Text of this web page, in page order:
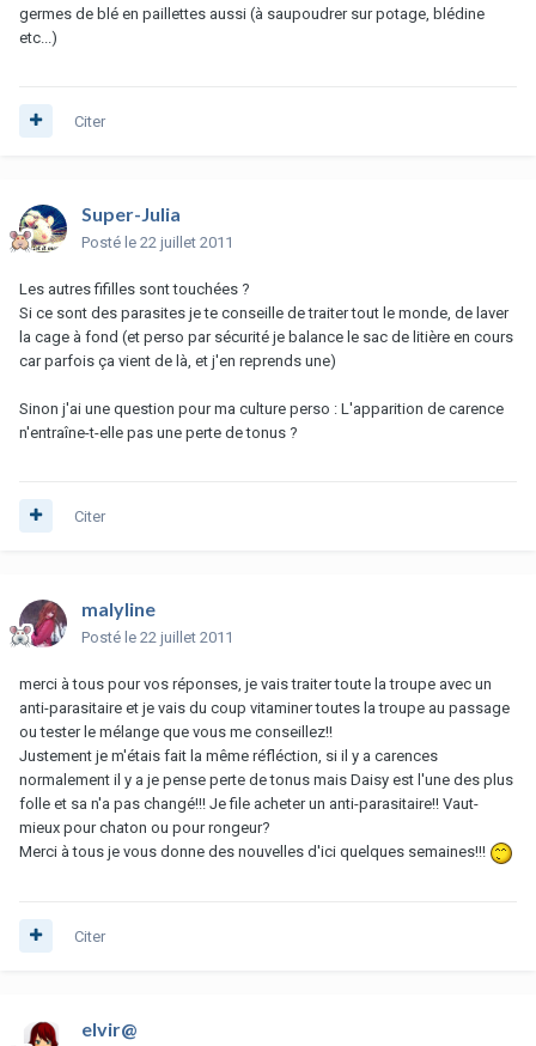
germes de blé en paillettes aussi (à saupoudrer sur potage, blédine
etc...)
Citer
Super-Julia
Posté le 22 juillet 2011
Les autres fifilles sont touchées ?
Si ce sont des parasites je te conseille de traiter tout le monde, de laver
la cage à fond (et perso par sécurité je balance le sac de litière en cours
car parfois ça vient de là, et j'en reprends une)
Sinon j'ai une question pour ma culture perso : L'apparition de carence
n'entraîne-t-elle pas une perte de tonus ?
Citer
malyline
Posté le 22 juillet 2011
merci à tous pour vos réponses, je vais traiter toute la troupe avec un
anti-parasitaire et je vais du coup vitaminer toutes la troupe au passage
ou tester le mélange que vous me conseillez!!
Justement je m'étais fait la même réfléction, si il y a carences
normalement il y a je pense perte de tonus mais Daisy est l'une des plus
folle et sa n'a pas changé!!! Je file acheter un anti-parasitaire!! Vaut-
mieux pour chaton ou pour rongeur?
Merci à tous je vous donne des nouvelles d'ici quelques semaines!!!
Citer
elvir@